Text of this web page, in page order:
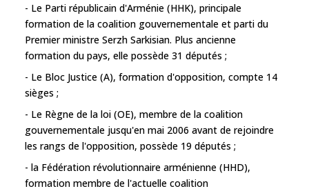
- Le Parti républicain d'Arménie (HHK), principale
formation de la coalition gouvernementale et parti du
Premier ministre Serzh Sarkisian. Plus ancienne
formation du pays, elle possède 31 députés ;
- Le Bloc Justice (A), formation d'opposition, compte 14
sièges ;
- Le Règne de la loi (OE), membre de la coalition
gouvernementale jusqu'en mai 2006 avant de rejoindre
les rangs de l'opposition, possède 19 députés ;
- la Fédération révolutionnaire arménienne (HHD),
formation membre de l'actuelle coalition